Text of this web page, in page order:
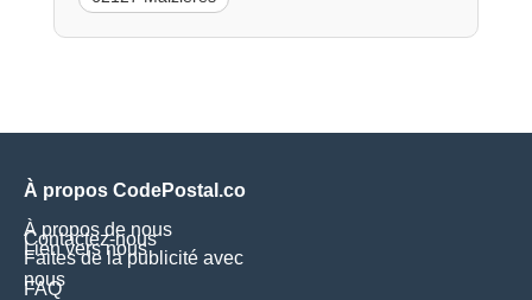
À propos CodePostal.co
À propos de nous
Contactez-nous
Lien vers nous
Faites de la publicité avec
nous
FAQ